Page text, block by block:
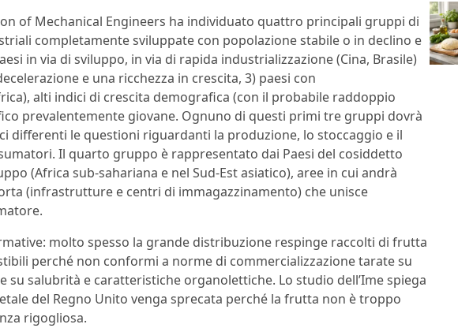
of Mechanical Engineers ha individuato quattro principali gruppi di
completamente sviluppate con popolazione stabile o in declino e
in via di sviluppo, in via di rapida industrializzazione (Cina, Brasile)
e una ricchezza in crescita, 3) paesi con
alti indici di crescita demografica (con il probabile raddoppio
prevalentemente giovane. Ognuno di questi primi tre gruppi dovrà
differenti le questioni riguardanti la produzione, lo stoccaggio e il
Il quarto gruppo è rappresentato dai Paesi del cosiddetto
(Africa sub-sahariana e nel Sud-Est asiatico), aree in cui andrà
(infrastrutture e centri di immagazzinamento) che unisce
molto spesso la grande distribuzione respinge raccolti di frutta
perché non conformi a norme di commercializzazione tarate su
salubrità e caratteristiche organolettiche. Lo studio dell’Ime spiega
del Regno Unito venga sprecata perché la frutta non è troppo
rigogliosa.